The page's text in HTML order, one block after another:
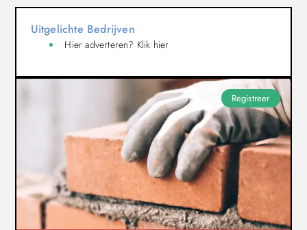
Uitgelichte Bedrijven
Hier adverteren? Klik hier
Registreer